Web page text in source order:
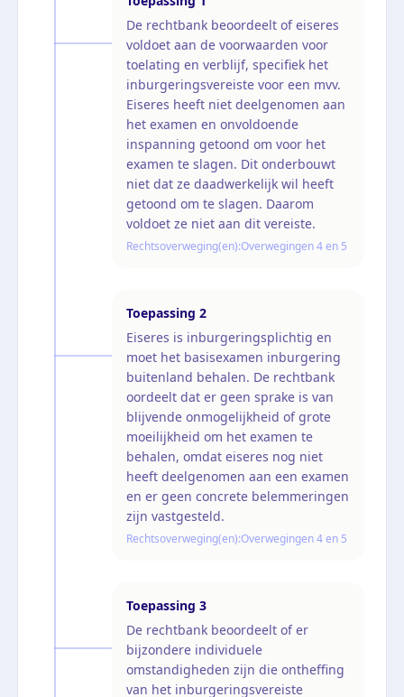
De rechtbank beoordeelt of eiseres
voldoet aan de voorwaarden voor
toelating en verblijf, specifiek het
inburgeringsvereiste voor een mvv.
Eiseres heeft niet deelgenomen aan
het examen en onvoldoende
inspanning getoond om voor het
examen te slagen. Dit onderbouwt
niet dat ze daadwerkelijk wil heeft
getoond om te slagen. Daarom
voldoet ze niet aan dit vereiste.
Rechtsoverweging(en):Overwegingen 4 en 5
Toepassing 2
Eiseres is inburgeringsplichtig en
moet het basisexamen inburgering
buitenland behalen. De rechtbank
oordeelt dat er geen sprake is van
blijvende onmogelijkheid of grote
moeilijkheid om het examen te
behalen, omdat eiseres nog niet
heeft deelgenomen aan een examen
en er geen concrete belemmeringen
zijn vastgesteld.
Rechtsoverweging(en):Overwegingen 4 en 5
Toepassing 3
De rechtbank beoordeelt of er
bijzondere individuele
omstandigheden zijn die ontheffing
van het inburgeringsvereiste